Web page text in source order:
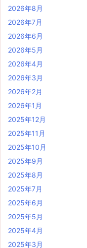
2026年8月
2026年7月
2026年6月
2026年5月
2026年4月
2026年3月
2026年2月
2026年1月
2025年12月
2025年11月
2025年10月
2025年9月
2025年8月
2025年7月
2025年6月
2025年5月
2025年4月
2025年3月